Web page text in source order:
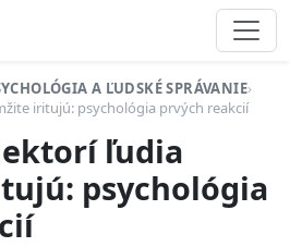
A ĽUDSKÉ SPRÁVANIE›
iritujú: psychológia prvých reakcií
ľudia
psychológia